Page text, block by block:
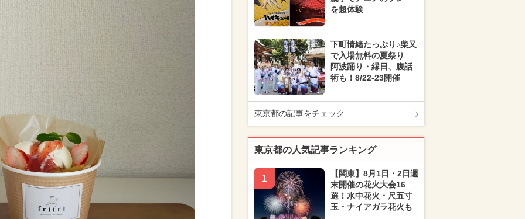
を超体験
下町情緒たっぷり♪柴又
で入場無料の夏祭り
阿波踊り・縁日、腹話
術も！8/22-23開催
東京都の記事をチェック
東京都の人気記事ランキング
1
【関東】8月1日・2日週
末開催の花火大会16
選！水中花火・尺五寸
玉・ナイアガラ花火も